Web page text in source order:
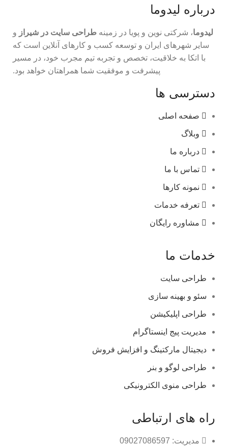
درباره لیدوما
لیدوما، شرکتی نوین و پویا در زمینه طراحی سایت در شیراز و
سایر شهرهای ایران و توسعه کسب و کارهای آنلاین است که
با اتکا به خلاقیت، تخصص و تجربه تیم مجرب خود، در مسیر
پیشرفت و موفقیت شما همراهتان خواهد بود.
دسترسی ها
صفحه اصلی
وبلاگ
درباره ما
تماس با ما
نمونه کارها
تعرفه خدمات
مشاوره رایگان
خدمات ما
طراحی سایت
سئو و بهینه سازی
طراحی اپلیکیشن
مدیریت پیج اینستاگرام
دیجیتال مارکتینگ و افزایش فروش
طراحی لوگو و بنر
طراحی منوی الکترونیکی
راه های ارتباطی
مدیریت: 09027086597